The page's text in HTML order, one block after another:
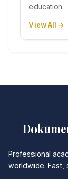
education.
View All →
Professional
worldwide. Fast,